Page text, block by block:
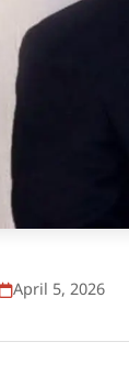
April 5, 2026